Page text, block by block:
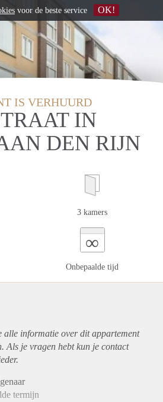
IS VERHUURD
IN
DEN RIJN
3 kamers
∞
Onbepaalde tijd
alle informatie over ditappartement
Als je vragen hebt kun je contact
termijn
voor de beste service OK!